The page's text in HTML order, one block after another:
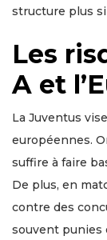
structure plus
Les
A et
La Juventus
européennes.
suffire à faire
De plus, en
contre des
souvent punies